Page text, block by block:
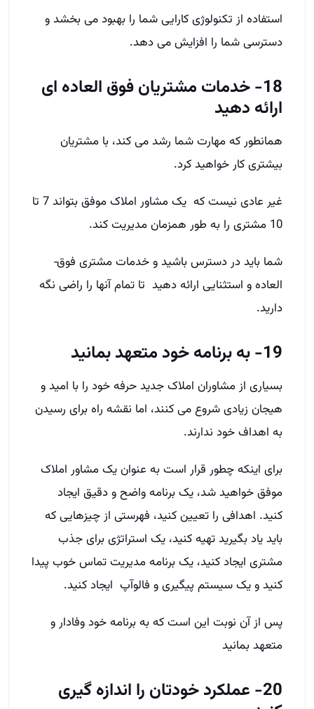
استفاده از تکنولوژی کارایی شما را بهبود می بخشد و
دسترسی شما را افزایش می دهد.
18- خدمات مشتریان فوق ­العاده ­ای
ارائه دهید
همانطور که مهارت شما رشد می کند، با مشتریان
بیشتری کار خواهید کرد.
غیر عادی نیست که یک مشاور املاک موفق بتواند 7 تا
10 مشتری را به طور همزمان مدیریت کند.
شما باید در دسترس باشید و خدمات مشتری فوق­
العاده و استثنایی ارائه دهید تا تمام آنها را راضی نگه
دارید.
19- به برنامه خود متعهد بمانید
بسیاری از مشاوران املاک جدید حرفه خود را با امید و
هیجان زیادی شروع می کنند، اما نقشه راه برای رسیدن
به اهداف خود ندارند.
برای اینکه چطور قرار است به عنوان یک مشاور املاک
موفق خواهید شد، یک برنامه واضح و دقیق ایجاد
کنید. اهدافی را تعیین کنید، فهرستی از چیزهایی که
باید یاد بگیرید تهیه کنید، یک استراتژی برای جذب
مشتری ایجاد کنید، یک برنامه مدیریت تماس خوب پیدا
کنید و یک سیستم پیگیری و فالوآپ ایجاد کنید.
پس از آن نوبت این است که به برنامه خود وفادار و
متعهد بمانید
20- عملکرد خودتان را اندازه گیری